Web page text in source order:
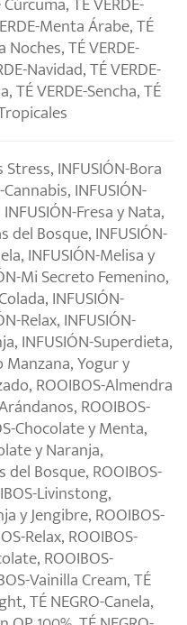
Menta Árabe, TÉ
Noches, TÉ VERDE-
Navidad, TÉ VERDE-
TÉ VERDE-Sencha, TÉ
Stress, INFUSIÓN-Bora
INFUSIÓN-
Fresa y Nata,
del Bosque, INFUSIÓN-
INFUSIÓN-Melisa y
Mi Secreto Femenino,
INFUSIÓN-
Relax, INFUSIÓN-
INFUSIÓN-Superdieta,
Manzana, Yogur y
ROOIBOS-Almendra
ROOIBOS-
Chocolate y Menta,
y Naranja,
del Bosque, ROOIBOS-
Livinstong,
y Jengibre, ROOIBOS-
Relax, ROOIBOS-
ROOIBOS-
Vainilla Cream, TÉ
TÉ NEGRO-Canela,